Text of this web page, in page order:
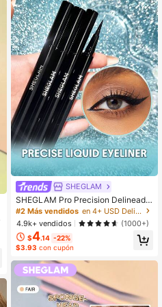
SHEGLAM
SHEGLAM Pro Precision Delineado
r LíQuido Resistente Al Agua-Black
Kohl Kajal Henna Marca De Belleza
CosméTica Maquillaje Para Mujere
s Y NiñAs
#2 Más vendidos
en 4+ USD Delineadores de ojos
4.9k+ vendidos
(1000+)
$4.14 -22%
$3.93 con cupón